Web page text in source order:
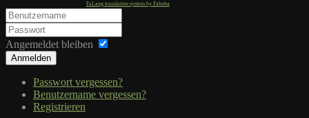
FaLang translation system by Faboba
Angemeldet bleiben
Anmelden
Passwort vergessen?
Benutzername vergessen?
Registrieren